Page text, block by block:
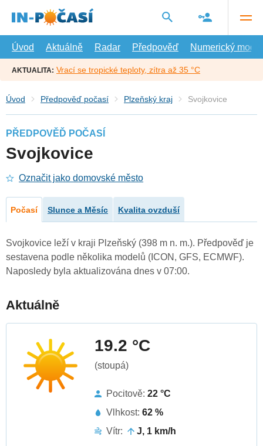
hlavní
Úvod
Aktuálně Radar Předpověď Numerický model
AKTUALITA: Vrací se tropické teploty, zítra až 35 °C
Úvod Předpověď počasí Plzeňský kraj Svojkovice
PŘEDPOVĚĎ POČASÍ
Svojkovice
Označit jako domovské město
Počasí Slunce a Měsíc Kvalita ovzduší
Svojkovice leží v kraji Plzeňský (398 m n. m.). Předpověď je
sestavena podle několika modelů (ICON, GFS, ECMWF).
Naposledy byla aktualizována dnes v 07:00.
Aktuálně
19.2 °C
(stoupá)
Pocitově: 22 °C
Vlhkost: 62 %
Vítr:
J, 1 km/h